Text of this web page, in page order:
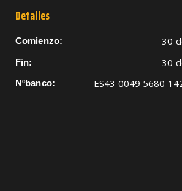
Detalles
Comienzo:
Fin:
Nºbanco:
30
30
ES43 0049 5680